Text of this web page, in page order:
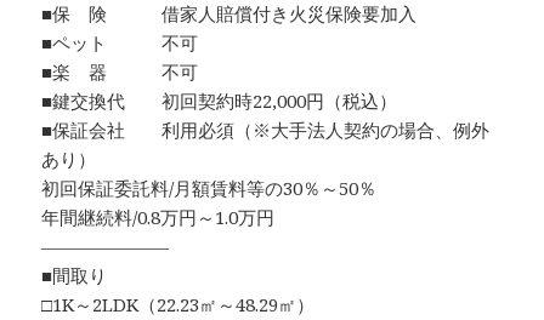
■保 険 借家人賠償付き火災保険要加入
■ペット 不可
■楽 器 不可
■鍵交換代 初回契約時22,000円（税込）
■保証会社 利用必須（※大手法人契約の場合、例外
あり）
初回保証委託料/月額賃料等の30％～50％
年間継続料/0.8万円～1.0万円
―――――――
■間取り
□1K～2LDK（22.23㎡～48.29㎡）